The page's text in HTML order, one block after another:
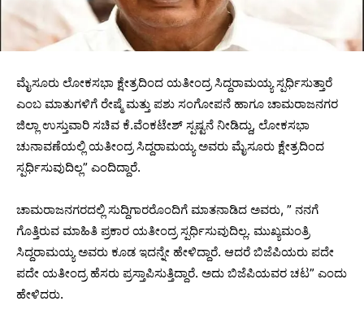
ಮೈಸೂರು ಲೋಕಸಭಾ ಕ್ಷೇತ್ರದಿಂದ ಯತೀಂದ್ರ ಸಿದ್ದರಾಮಯ್ಯ ಸ್ಪರ್ಧಿಸುತ್ತಾರೆ
ಎಂಬ ಮಾತುಗಳಿಗೆ ರೇಷ್ಮೆ ಮತ್ತು ಪಶು ಸಂಗೋಪನೆ ಹಾಗೂ ಚಾಮರಾಜನಗರ
ಜಿಲ್ಲಾ ಉಸ್ತುವಾರಿ ಸಚಿವ ಕೆ.ವೆಂಕಟೇಶ್ ಸ್ಪಷ್ಟನೆ ನೀಡಿದ್ದು, ಲೋಕಸಭಾ
ಚುನಾವಣೆಯಲ್ಲಿ ಯತೀಂದ್ರ ಸಿದ್ದರಾಮಯ್ಯ ಅವರು ಮೈಸೂರು ಕ್ಷೇತ್ರದಿಂದ
ಸ್ಪರ್ಧಿಸುವುದಿಲ್ಲ” ಎಂದಿದ್ದಾರೆ.
ಚಾಮರಾಜನಗರದಲ್ಲಿ ಸುದ್ದಿಗಾರರೊಂದಿಗೆ ಮಾತನಾಡಿದ ಅವರು, ” ನನಗೆ
ಗೊತ್ತಿರುವ ಮಾಹಿತಿ ಪ್ರಕಾರ ಯತೀಂದ್ರ ಸ್ಪರ್ಧಿಸುವುದಿಲ್ಲ. ಮುಖ್ಯಮಂತ್ರಿ
ಸಿದ್ದರಾಮಯ್ಯ ಅವರು ಕೂಡ ಇದನ್ನೇ ಹೇಳಿದ್ದಾರೆ. ಆದರೆ ಬಿಜೆಪಿಯರು ಪದೇ
ಪದೇ ಯತೀಂದ್ರ ಹೆಸರು ಪ್ರಸ್ತಾಪಿಸುತ್ತಿದ್ದಾರೆ. ಅದು ಬಿಜೆಪಿಯವರ ಚಟ” ಎಂದು
ಹೇಳಿದರು.